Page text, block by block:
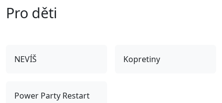
Pro děti
NEVÍŠ Kopretiny
Power Party Restart